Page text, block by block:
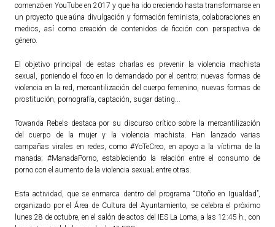
comenzó en YouTube en 2017 y que ha ido creciendo hasta transformarse en
un proyecto que aúna divulgación y formación feminista, colaboraciones en
medios, así como creación de contenidos de ficción con perspectiva de
género.
El objetivo principal de estas charlas es prevenir la violencia machista
sexual, poniendo el foco en lo demandado por el centro: nuevas formas de
violencia en la red, mercantilización del cuerpo femenino, nuevas formas de
prostitución, pornografía, captación, sugar dating...
Towanda Rebels destaca por su discurso crítico sobre la mercantilización
del cuerpo de la mujer y la violencia machista. Han lanzado varias
campañas virales en redes, como #YoTeCreo, en apoyo a la víctima de la
manada; #ManadaPorno, estableciendo la relación entre el consumo de
porno con el aumento de la violencia sexual; entre otras.
Esta actividad, que se enmarca dentro del programa “Otoño en Igualdad”,
organizado por el Área de Cultura del Ayuntamiento, se celebra el próximo
lunes 28 de octubre, en el salón de actos del IES La Loma, a las 12:45 h., con